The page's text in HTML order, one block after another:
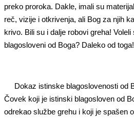
preko proroka. Dakle, imali su
reč, vizije i otkrivenja, ali Bog za njih
krivo. Bili su i dalje robovi greha!
blagosloveni od Boga? Daleko od toga!
Dokaz istinske blagoslovenosti od
Čovek koji je istinski blagosloven od
odrekao službe grehu i koji je spašen